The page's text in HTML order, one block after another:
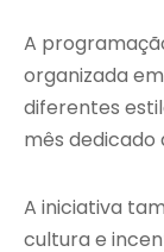
A
organizada
diferentes
mês dedicado
A iniciativa
cultura e